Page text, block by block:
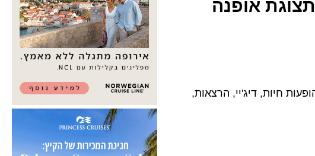
אופנה
חיות, דיג'יי, הרצאות,